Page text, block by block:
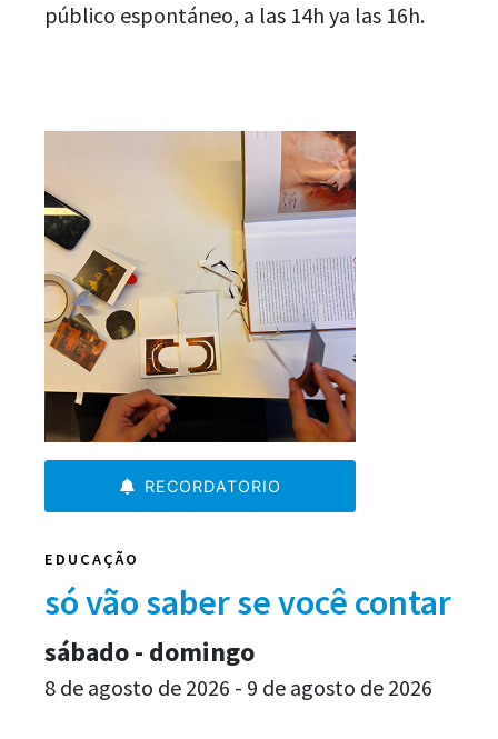
público espontáneo, a las 14h ya las 16h.
RECORDATORIO
EDUCAÇÃO
só vão saber se você contar
sábado - domingo
8 de agosto de 2026 - 9 de agosto de 2026